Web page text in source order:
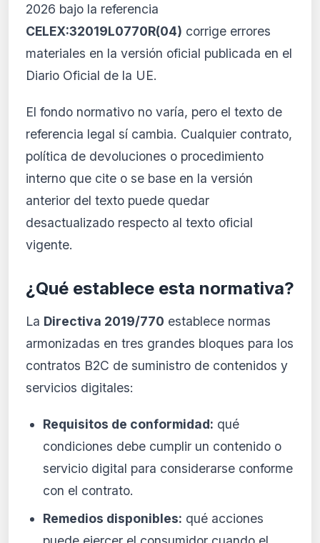
2026 bajo la referencia
CELEX:32019L0770R(04) corrige errores
materiales en la versión oficial publicada en el
Diario Oficial de la UE.
El fondo normativo no varía, pero el texto de
referencia legal sí cambia. Cualquier contrato,
política de devoluciones o procedimiento
interno que cite o se base en la versión
anterior del texto puede quedar
desactualizado respecto al texto oficial
vigente.
¿Qué establece esta normativa?
La Directiva 2019/770 establece normas
armonizadas en tres grandes bloques para los
contratos B2C de suministro de contenidos y
servicios digitales:
Requisitos de conformidad: qué
condiciones debe cumplir un contenido o
servicio digital para considerarse conforme
con el contrato.
Remedios disponibles: qué acciones